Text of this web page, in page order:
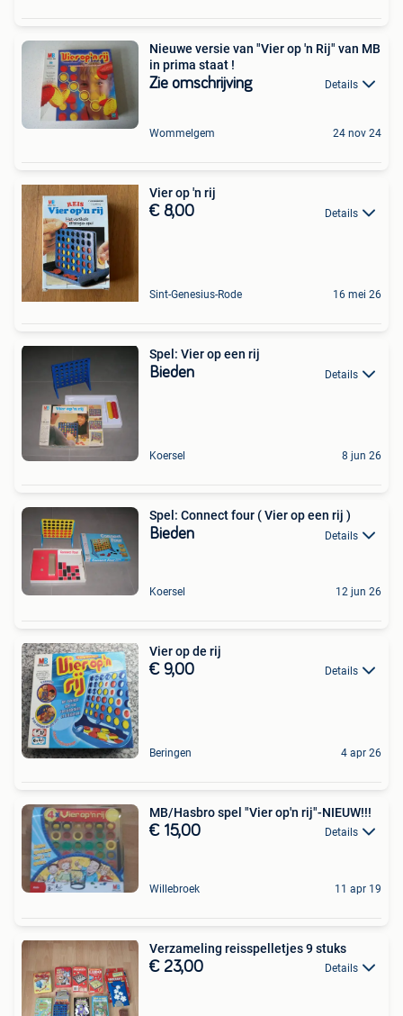
Nieuwe versie van "Vier op 'n Rij" van MB
in prima staat !
Zie omschrijving Details
Wommelgem 24 nov 24
Vier op 'n rij
€ 8,00 Details
Sint-Genesius-Rode 16 mei 26
Spel: Vier op een rij
Bieden Details
Koersel 8 jun 26
Spel: Connect four ( Vier op een rij )
Bieden Details
Koersel 12 jun 26
Vier op de rij
€ 9,00 Details
Beringen 4 apr 26
MB/Hasbro spel "Vier op'n rij"-NIEUW!!!
€ 15,00 Details
Willebroek 11 apr 19
Verzameling reisspelletjes 9 stuks
€ 23,00 Details